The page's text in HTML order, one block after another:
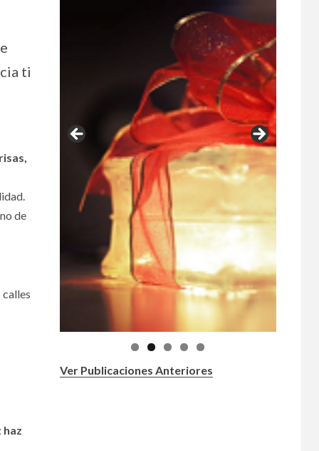
ti
de
calles
haz
Ver Publicaciones Anteriores